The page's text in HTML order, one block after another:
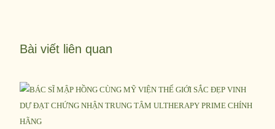
Bài viết liên quan